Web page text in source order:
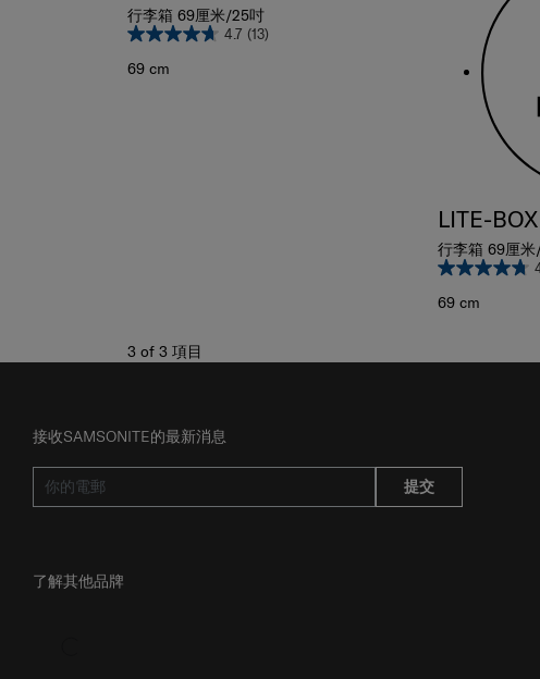
行李箱 69厘米/25吋
4.7 (13)
69 cm
LITE-BOX
行李箱 69厘
69 cm
3 of 3 項目
接收SAMSONITE的最新消息
提交
了解其他品牌